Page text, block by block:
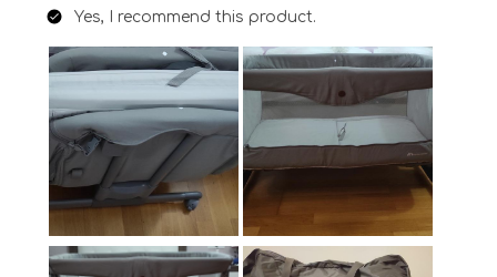
Yes, I recommend this product.